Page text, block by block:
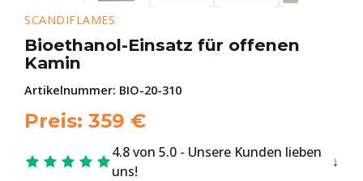
SCANDIFLAMES
Bioethanol-Einsatz für offenen
Kamin
Artikelnummer: BIO-20-310
Preis: 359 €
4.8 von 5.0 - Unsere Kunden lieben
uns!